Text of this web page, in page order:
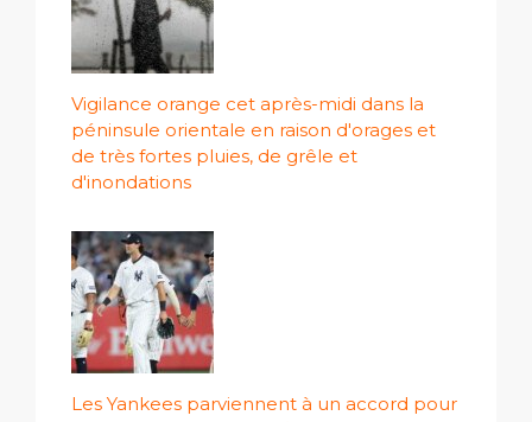
Vigilance orange cet après-midi dans la
péninsule orientale en raison d'orages et
de très fortes pluies, de grêle et
d'inondations
Les Yankees parviennent à un accord pour